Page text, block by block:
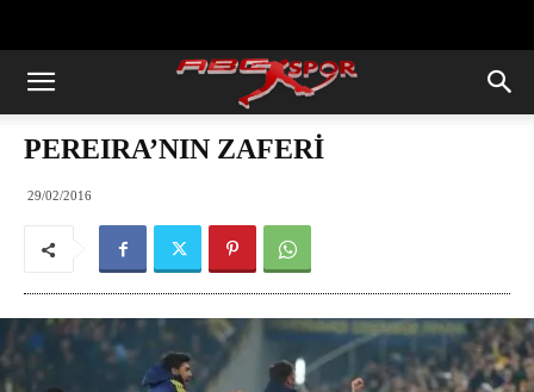
PEREIRA’NIN ZAFERİ
29/02/2016